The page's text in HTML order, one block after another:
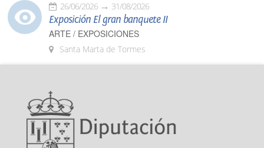
26/06/2026 31/08/2026
Exposición El gran banquete II
ARTE / EXPOSICIONES
Santa Marta de Tormes